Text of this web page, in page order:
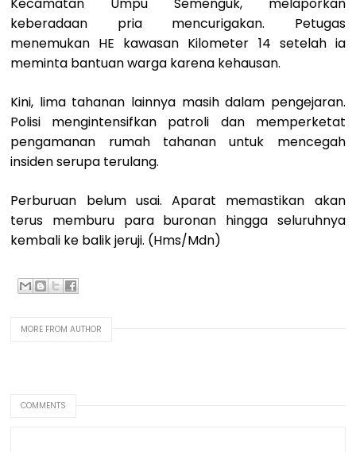
keberadaan pria mencurigakan. Petugas
menemukan HE kawasan Kilometer 14 setelah ia
meminta bantuan warga karena kehausan.
Kini, lima tahanan lainnya masih dalam pengejaran.
Polisi mengintensifkan patroli dan memperketat
pengamanan rumah tahanan untuk mencegah
insiden serupa terulang.
Perburuan belum usai. Aparat memastikan akan
terus memburu para buronan hingga seluruhnya
kembali ke balik jeruji. (Hms/Mdn)
MORE FROM AUTHOR
COMMENTS